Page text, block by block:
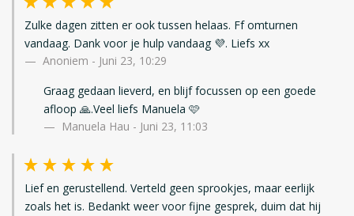
Zulke dagen zitten er ook tussen helaas. Ff omturnen
vandaag. Dank voor je hulp vandaag 💜. Liefs xx
Anoniem - Juni 23, 10:29
Graag gedaan lieverd, en blijf focussen op een goede
afloop 🙏.Veel liefs Manuela 🩷
Manuela Hau - Juni 23, 11:03
Lief en gerustellend. Verteld geen sprookjes, maar eerlijk
zoals het is. Bedankt weer voor fijne gesprek, duim dat hij